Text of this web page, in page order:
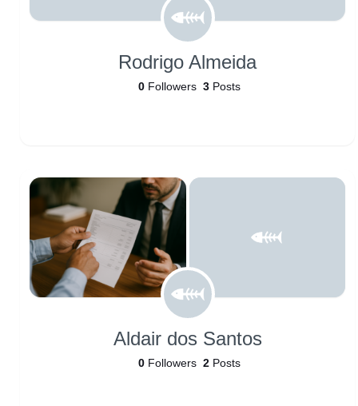
Rodrigo Almeida
0Followers 3Posts
Aldair dos Santos
0Followers 2Posts